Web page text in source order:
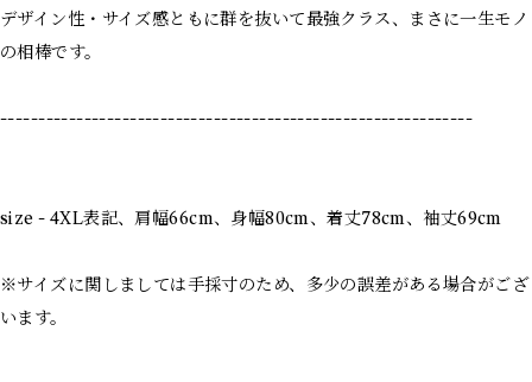
デザイン性・サイズ感ともに群を抜いて最強クラス、まさに一生モノ
の相棒です。
--------------------------------------------------------------
size - 4XL表記、肩幅66cm、身幅80cm、着丈78cm、袖丈69cm
※サイズに関しましては手採寸のため、多少の誤差がある場合がござ
います。